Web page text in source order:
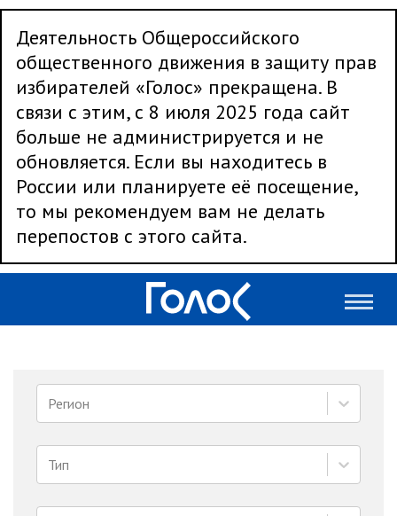
Деятельность Общероссийского
общественного движения в защиту прав
избирателей «Голос» прекращена. В
связи с этим, с 8 июля 2025 года сайт
больше не администрируется и не
обновляется. Если вы находитесь в
России или планируете её посещение,
то мы рекомендуем вам не делать
перепостов с этого сайта.
Регион
Тип